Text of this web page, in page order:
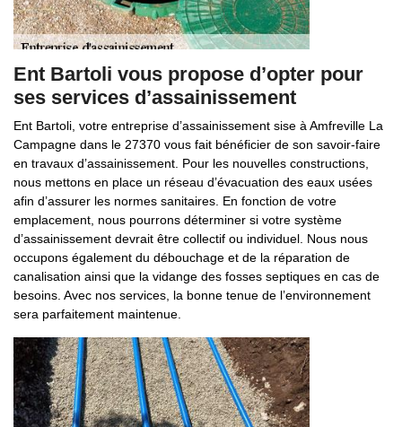
Ent Bartoli vous propose d’opter pour
ses services d’assainissement
Ent Bartoli, votre entreprise d’assainissement sise à Amfreville La
Campagne dans le 27370 vous fait bénéficier de son savoir-faire
en travaux d’assainissement. Pour les nouvelles constructions,
nous mettons en place un réseau d’évacuation des eaux usées
afin d’assurer les normes sanitaires. En fonction de votre
emplacement, nous pourrons déterminer si votre système
d’assainissement devrait être collectif ou individuel. Nous nous
occupons également du débouchage et de la réparation de
canalisation ainsi que la vidange des fosses septiques en cas de
besoins. Avec nos services, la bonne tenue de l’environnement
sera parfaitement maintenue.